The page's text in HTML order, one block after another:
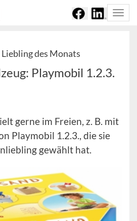
des Monats
Playmobil 1.2.3.
gerne im Freien, z. B. mit
Playmobil 1.2.3., die sie
gewählt hat.